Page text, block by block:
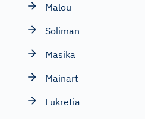
Malou
Soliman
Masika
Mainart
Lukretia